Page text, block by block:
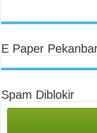
E Paper
Spam Diblokir